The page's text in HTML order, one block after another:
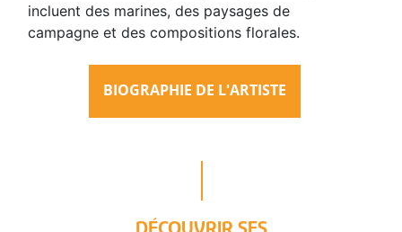
incluent des marines, des paysages de
campagne et des compositions florales.
BIOGRAPHIE DE L'ARTISTE